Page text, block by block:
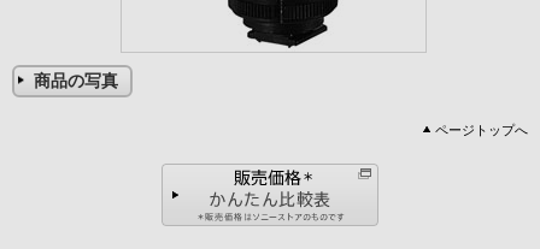
商品の写真
ページトップへ